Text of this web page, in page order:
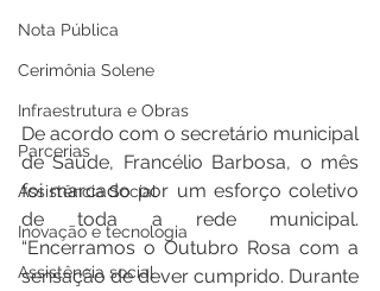
Nota Pública
Cerimônia Solene
Infraestrutura e Obras
Parcerias
Assistência Social
Inovação e tecnologia
Assistência social
De acordo com o secretário municipal
de Saúde, Francélio Barbosa, o mês
foi marcado por um esforço coletivo
de toda a rede municipal.
“Encerramos o Outubro Rosa com a
sensação de dever cumprido. Durante